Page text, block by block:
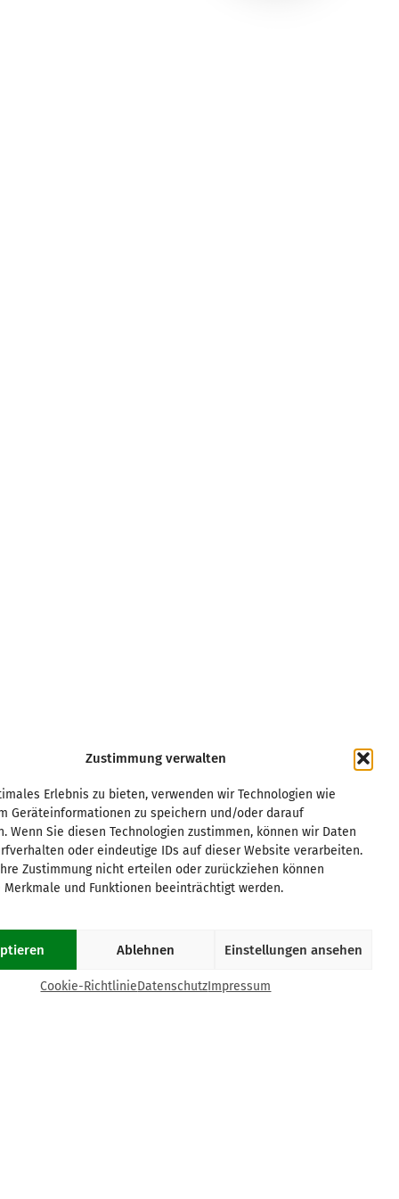
Zustimmung verwalten
Erlebnis zu bieten, verwenden wir Technologien wie
Geräteinformationen zu speichern und/oder darauf
Wenn Sie diesen Technologien zustimmen, können wir Daten
oder eindeutige IDs auf dieser Website verarbeiten.
Zustimmung nicht erteilen oder zurückziehen können
Merkmale und Funktionen beeinträchtigt werden.
Ablehnen Einstellungen ansehen
Cookie-RichtlinieDatenschutzImpressum
Leipzig
Magdeburg
München
Münster
Osnabrück
Paderborn
Rhein/Main
Ruhrgebiet
Saar/Trier
Stuttgart
Würzburg
COOKIE-RICHTLINIE (EU)